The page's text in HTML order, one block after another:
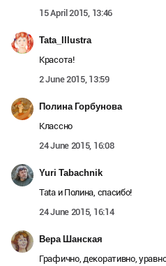
15 April 2015, 13:46
Tata_Illustra
Красота!
2 June 2015, 13:59
Полина Горбунова
Классно
24 June 2015, 16:08
Yuri Tabachnik
Tata и Полина, спасибо!
24 June 2015, 16:14
Вера Шанская
Графично, декоративно,